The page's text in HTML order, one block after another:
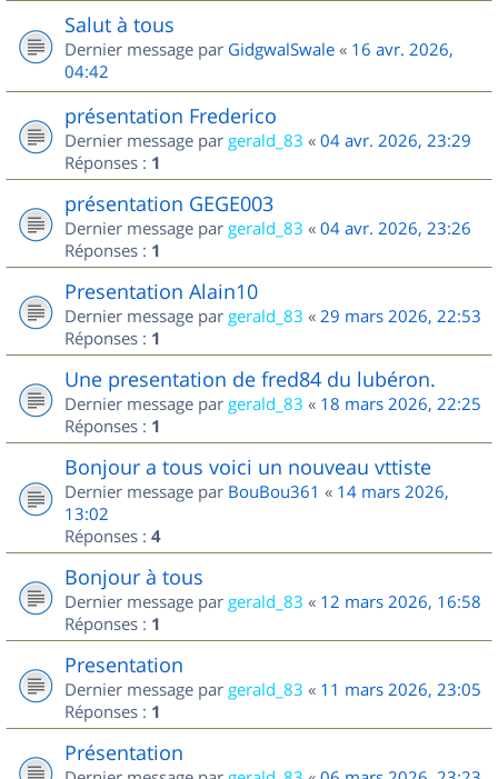
Salut à tous
Dernier message par GidgwalSwale « 16 avr. 2026,
04:42
présentation Frederico
Dernier message par gerald_83 « 04 avr. 2026, 23:29
Réponses : 1
présentation GEGE003
Dernier message par gerald_83 « 04 avr. 2026, 23:26
Réponses : 1
Presentation Alain10
Dernier message par gerald_83 « 29 mars 2026, 22:53
Réponses : 1
Une presentation de fred84 du lubéron.
Dernier message par gerald_83 « 18 mars 2026, 22:25
Réponses : 1
Bonjour a tous voici un nouveau vttiste
Dernier message par BouBou361 « 14 mars 2026,
13:02
Réponses : 4
Bonjour à tous
Dernier message par gerald_83 « 12 mars 2026, 16:58
Réponses : 1
Presentation
Dernier message par gerald_83 « 11 mars 2026, 23:05
Réponses : 1
Présentation